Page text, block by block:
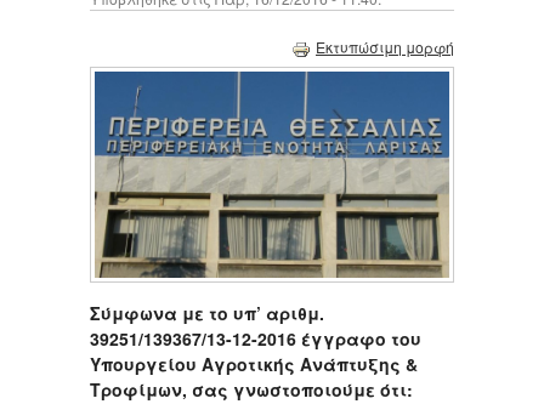
Εκτυπώσιμη μορφή
Σύμφωνα με το υπ’ αριθμ.
39251/139367/13-12-2016 έγγραφο του
Υπουργείου Αγροτικής Ανάπτυξης &
Τροφίμων, σας γνωστοποιούμε ότι: